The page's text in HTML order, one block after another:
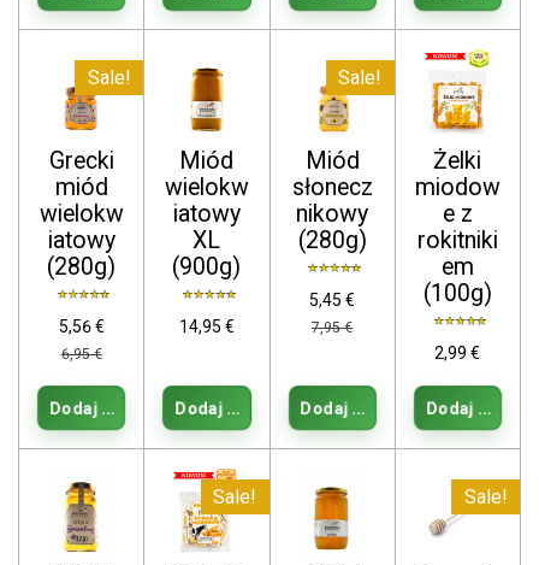
Sale!
Grecki
miód
wielokw
iatowy
(280g)
5,56 €
6,95 €
Dodaj do koszyka
Miód
wielokw
iatowy
XL
(900g)
14,95 €
Dodaj do koszyka
Sale!
Miód
słonecz
nikowy
(280g)
5,45 €
7,95 €
Dodaj do koszyka
Żelki
miodow
e z
rokitniki
em
(100g)
2,99 €
Dodaj do
Sale! Sale!